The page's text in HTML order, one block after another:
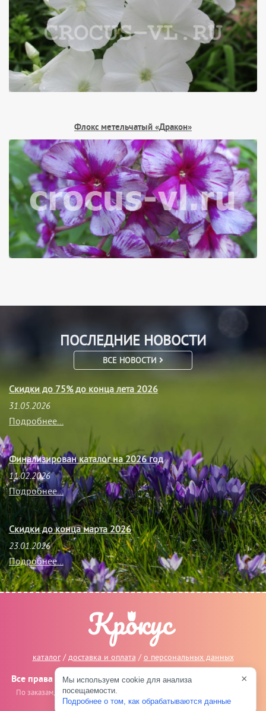
Флокс метельчатый «Дракон»
ПОСЛЕДНИЕ НОВОСТИ
ВСЕ НОВОСТИ
Скидки до 75% до конца лета 2026
31.05.2026
Подробнее...
Финализирован каталог на 2026 год
11.02.2026
Подробнее...
Скидки до конца марта 2026
23.01.2026
Подробнее...
каталог /доставка и оплата /о персональных данных
Все права защищены © 2014-2026, Крокус Великие Луки
По заказам, сотрудничеству и предложениям пишите на
vl.ru.
Мы используем cookie для анализа
посещаемости.
Подробнее о том, как обрабатываются данные
×